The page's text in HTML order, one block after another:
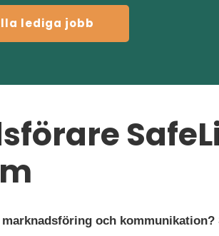
lediga jobb
och kommunikation?